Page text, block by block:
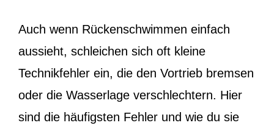
Auch wenn Rückenschwimmen einfach
aussieht, schleichen sich oft kleine
Technikfehler ein, die den Vortrieb bremsen
oder die Wasserlage verschlechtern. Hier
sind die häufigsten Fehler und wie du sie